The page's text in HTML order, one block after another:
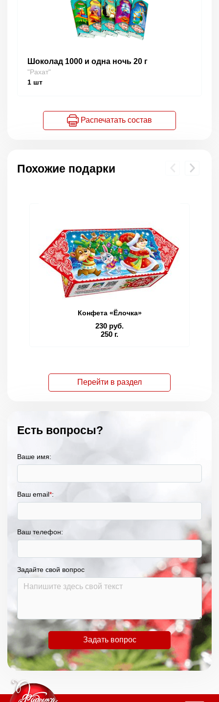
Шоколад 1000 и одна ночь 20 г
"Рахат"
1 шт
Распечатать состав
Похожие подарки
Конфета «Ёлочка»
230 руб.
250 г.
Перейти в раздел
Есть вопросы?
Ваше имя:
Ваш email*:
Ваш телефон:
Задайте свой вопрос
Задать вопрос